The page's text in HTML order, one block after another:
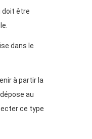
doit être
dans le
à partir la
au
ce type